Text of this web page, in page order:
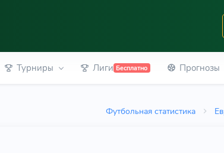
Турниры Лиги Бесплатно Прогнозы
Футбольная статистика